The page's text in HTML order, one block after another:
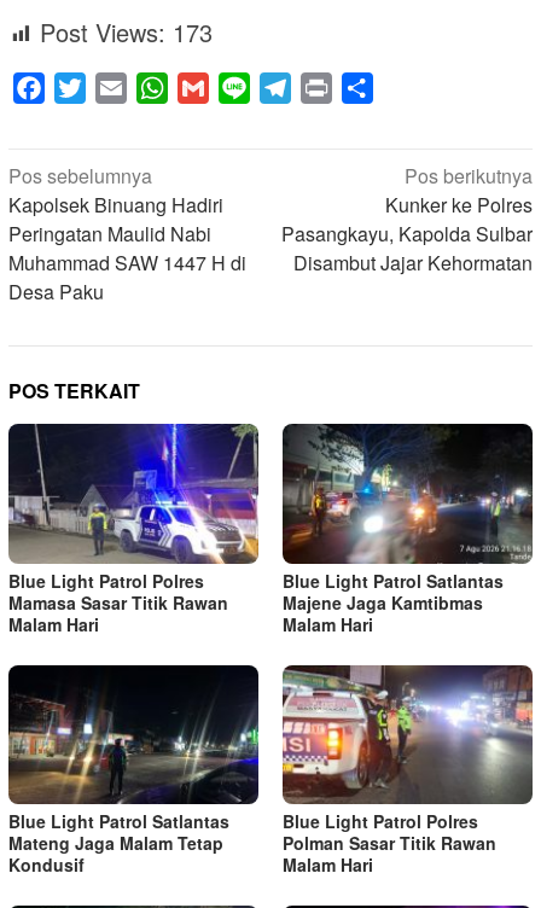
Post Views: 173
Facebook
Twitter Email WhatsApp
Gmail Line Telegram
Print
Navigasi
pos
Pos sebelumnya
Kapolsek Binuang Hadiri
Peringatan Maulid Nabi
Muhammad SAW 1447 H di
Desa Paku
Pos berikutnya
Kunker ke Polres
Pasangkayu, Kapolda Sulbar
Disambut Jajar Kehormatan
POS TERKAIT
Blue Light Patrol Polres
Mamasa Sasar Titik Rawan
Malam Hari
Blue Light Patrol Satlantas
Majene Jaga Kamtibmas
Malam Hari
Blue Light Patrol Satlantas
Mateng Jaga Malam Tetap
Kondusif
Blue Light Patrol Polres
Polman Sasar Titik Rawan
Malam Hari